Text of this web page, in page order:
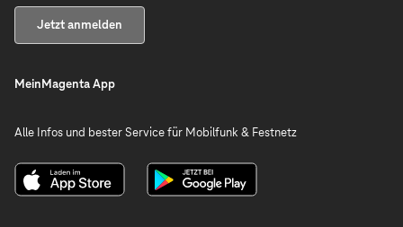
Jetzt anmelden
MeinMagenta App
Alle Infos und bester Service für Mobilfunk & Festnetz